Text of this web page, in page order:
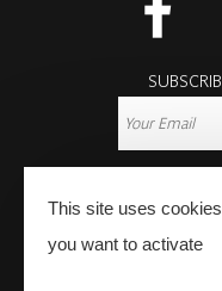
This site uses
you want to activate